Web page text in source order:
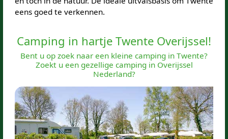
eens goed te verkennen.
Camping in hartje Twente Overijssel!
Bent u op zoek naar een kleine camping in Twente?
Zoekt u een gezellige camping in Overijssel
Nederland?